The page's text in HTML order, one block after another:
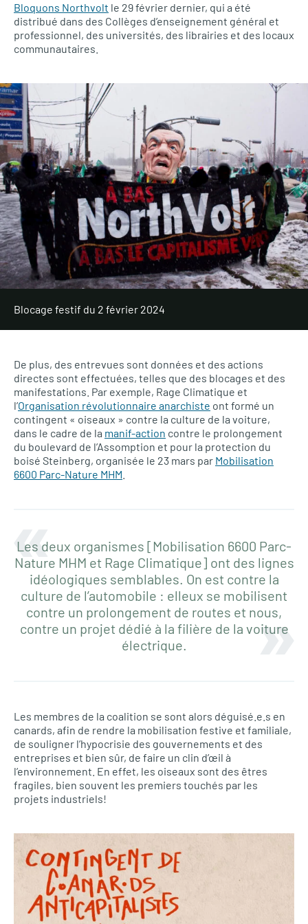
Bloquons Northvolt le 29 février dernier, qui a été
distribué dans des Collèges d’enseignement général et
professionnel, des universités, des librairies et des locaux
communautaires.
Blocage festif du 2 février 2024
De plus, des entrevues sont données et des actions
directes sont effectuées, telles que des blocages et des
manifestations. Par exemple, Rage Climatique et
l’Organisation révolutionnaire anarchiste ont formé un
contingent « oiseaux » contre la culture de la voiture,
dans le cadre de la manif-action contre le prolongement
du boulevard de l’Assomption et pour la protection du
boisé Steinberg, organisée le 23 mars par Mobilisation
6600 Parc-Nature MHM
Les deux organismes [Mobilisation 6600 Parc-
Nature MHM et Rage Climatique] ont des lignes
idéologiques semblables. On est contre la
culture de l’automobile : elleux se mobilisent
contre un prolongement de routes et nous,
contre un projet dédié à la filière de la voiture
électrique.
Les membres de la coalition se sont alors déguisé.e.s en
canards, afin de rendre la mobilisation festive et familiale,
de souligner l’hypocrisie des gouvernements et des
entreprises et bien sûr, de faire un clin d’œil à
l’environnement. En effet, les oiseaux sont des êtres
fragiles, bien souvent les premiers touchés par les
projets industriels!